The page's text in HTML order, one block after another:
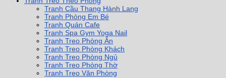
Tranh Cầu Thang Hành Lang
Tranh Phòng Em Bé
Tranh Quán Cafe
Tranh Spa Gym Yoga Nail
Tranh Treo Phòng Ăn
Tranh Treo Phòng Khách
Tranh Treo Phòng Ngủ
Tranh Treo Phòng Thờ
Tranh Treo Văn Phòng